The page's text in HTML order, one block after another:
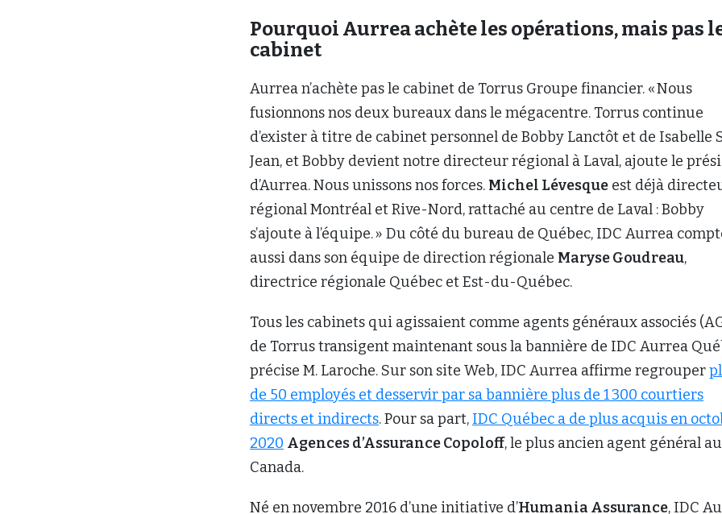
Pourquoi Aurrea achète les opérations, mais pas
cabinet
Aurrea n’achète pas le cabinet de Torrus Groupe financier. « Nous
fusionnons nos deux bureaux dans le mégacentre. Torrus continue
d’exister à titre de cabinet personnel de Bobby Lanctôt et de Isabelle
Jean, et Bobby devient notre directeur régional à Laval, ajoute le
d’Aurrea. Nous unissons nos forces. Michel Lévesque est déjà
régional Montréal et Rive-Nord, rattaché au centre de Laval : Bobby
s’ajoute à l’équipe. » Du côté du bureau de Québec, IDC Aurrea
aussi dans son équipe de direction régionale Maryse Goudreau,
directrice régionale Québec et Est-du-Québec.
Tous les cabinets qui agissaient comme agents généraux associés
de Torrus transigent maintenant sous la bannière de IDC Aurrea
précise M. Laroche. Sur son site Web, IDC Aurrea affirme regrouper
de 50 employés et desservir par sa bannière plus de 1 300 courtiers
directs et indirects. Pour sa part, IDC Québec a de plus acquis en
2020 Agences d’Assurance Copoloff, le plus ancien agent général au
Canada.
Né en novembre 2016 d’une initiative d’Humania Assurance, IDC